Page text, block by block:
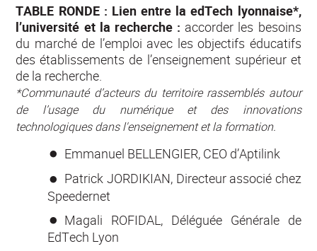
TABLE RONDE : Lien entre la edTech lyonnaise*,
l’université et la recherche : accorder les besoins
du marché de l’emploi avec les objectifs éducatifs
des établissements de l’enseignement supérieur et
de la recherche.
*Communauté d’acteurs du territoire rassemblés autour
de l’usage du numérique et des innovations
technologiques dans l'enseignement et la formation.
Emmanuel BELLENGIER, CEO d’Aptilink
Patrick JORDIKIAN, Directeur associé chez
Speedernet
Magali ROFIDAL, Déléguée Générale de
EdTech Lyon